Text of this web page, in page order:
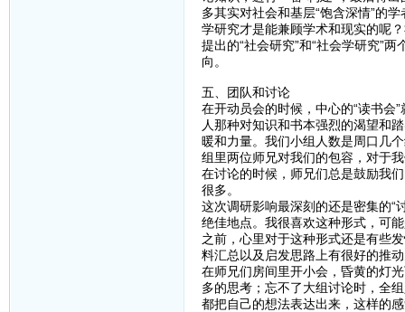
多其实对社会和基层“饱含深情”的
学研究才是能兼顾学术和现实的呢
提出的“社会研究”和“社会学研究”
向。
五、团队和讨论
在开动员会的时候，中心的“读书会
人那种对知识和书本强烈的渴望和
暖和力量。我们小组人数是周口几
组里两位师兄对我们的包容，对于
在讨论的时候，师兄们总是鼓励我
很多。
这次调研影响最深刻的还是密集的“
绝佳地点。我很喜欢这种形式，可
之前，心里对于这种形式还是有些
料汇总以及启发思路上有很好的推
在师兄们房间里开小会，昏黄的灯
多的思考；忘不了大组讨论时，全
都把自己的想法表达出来，这样的